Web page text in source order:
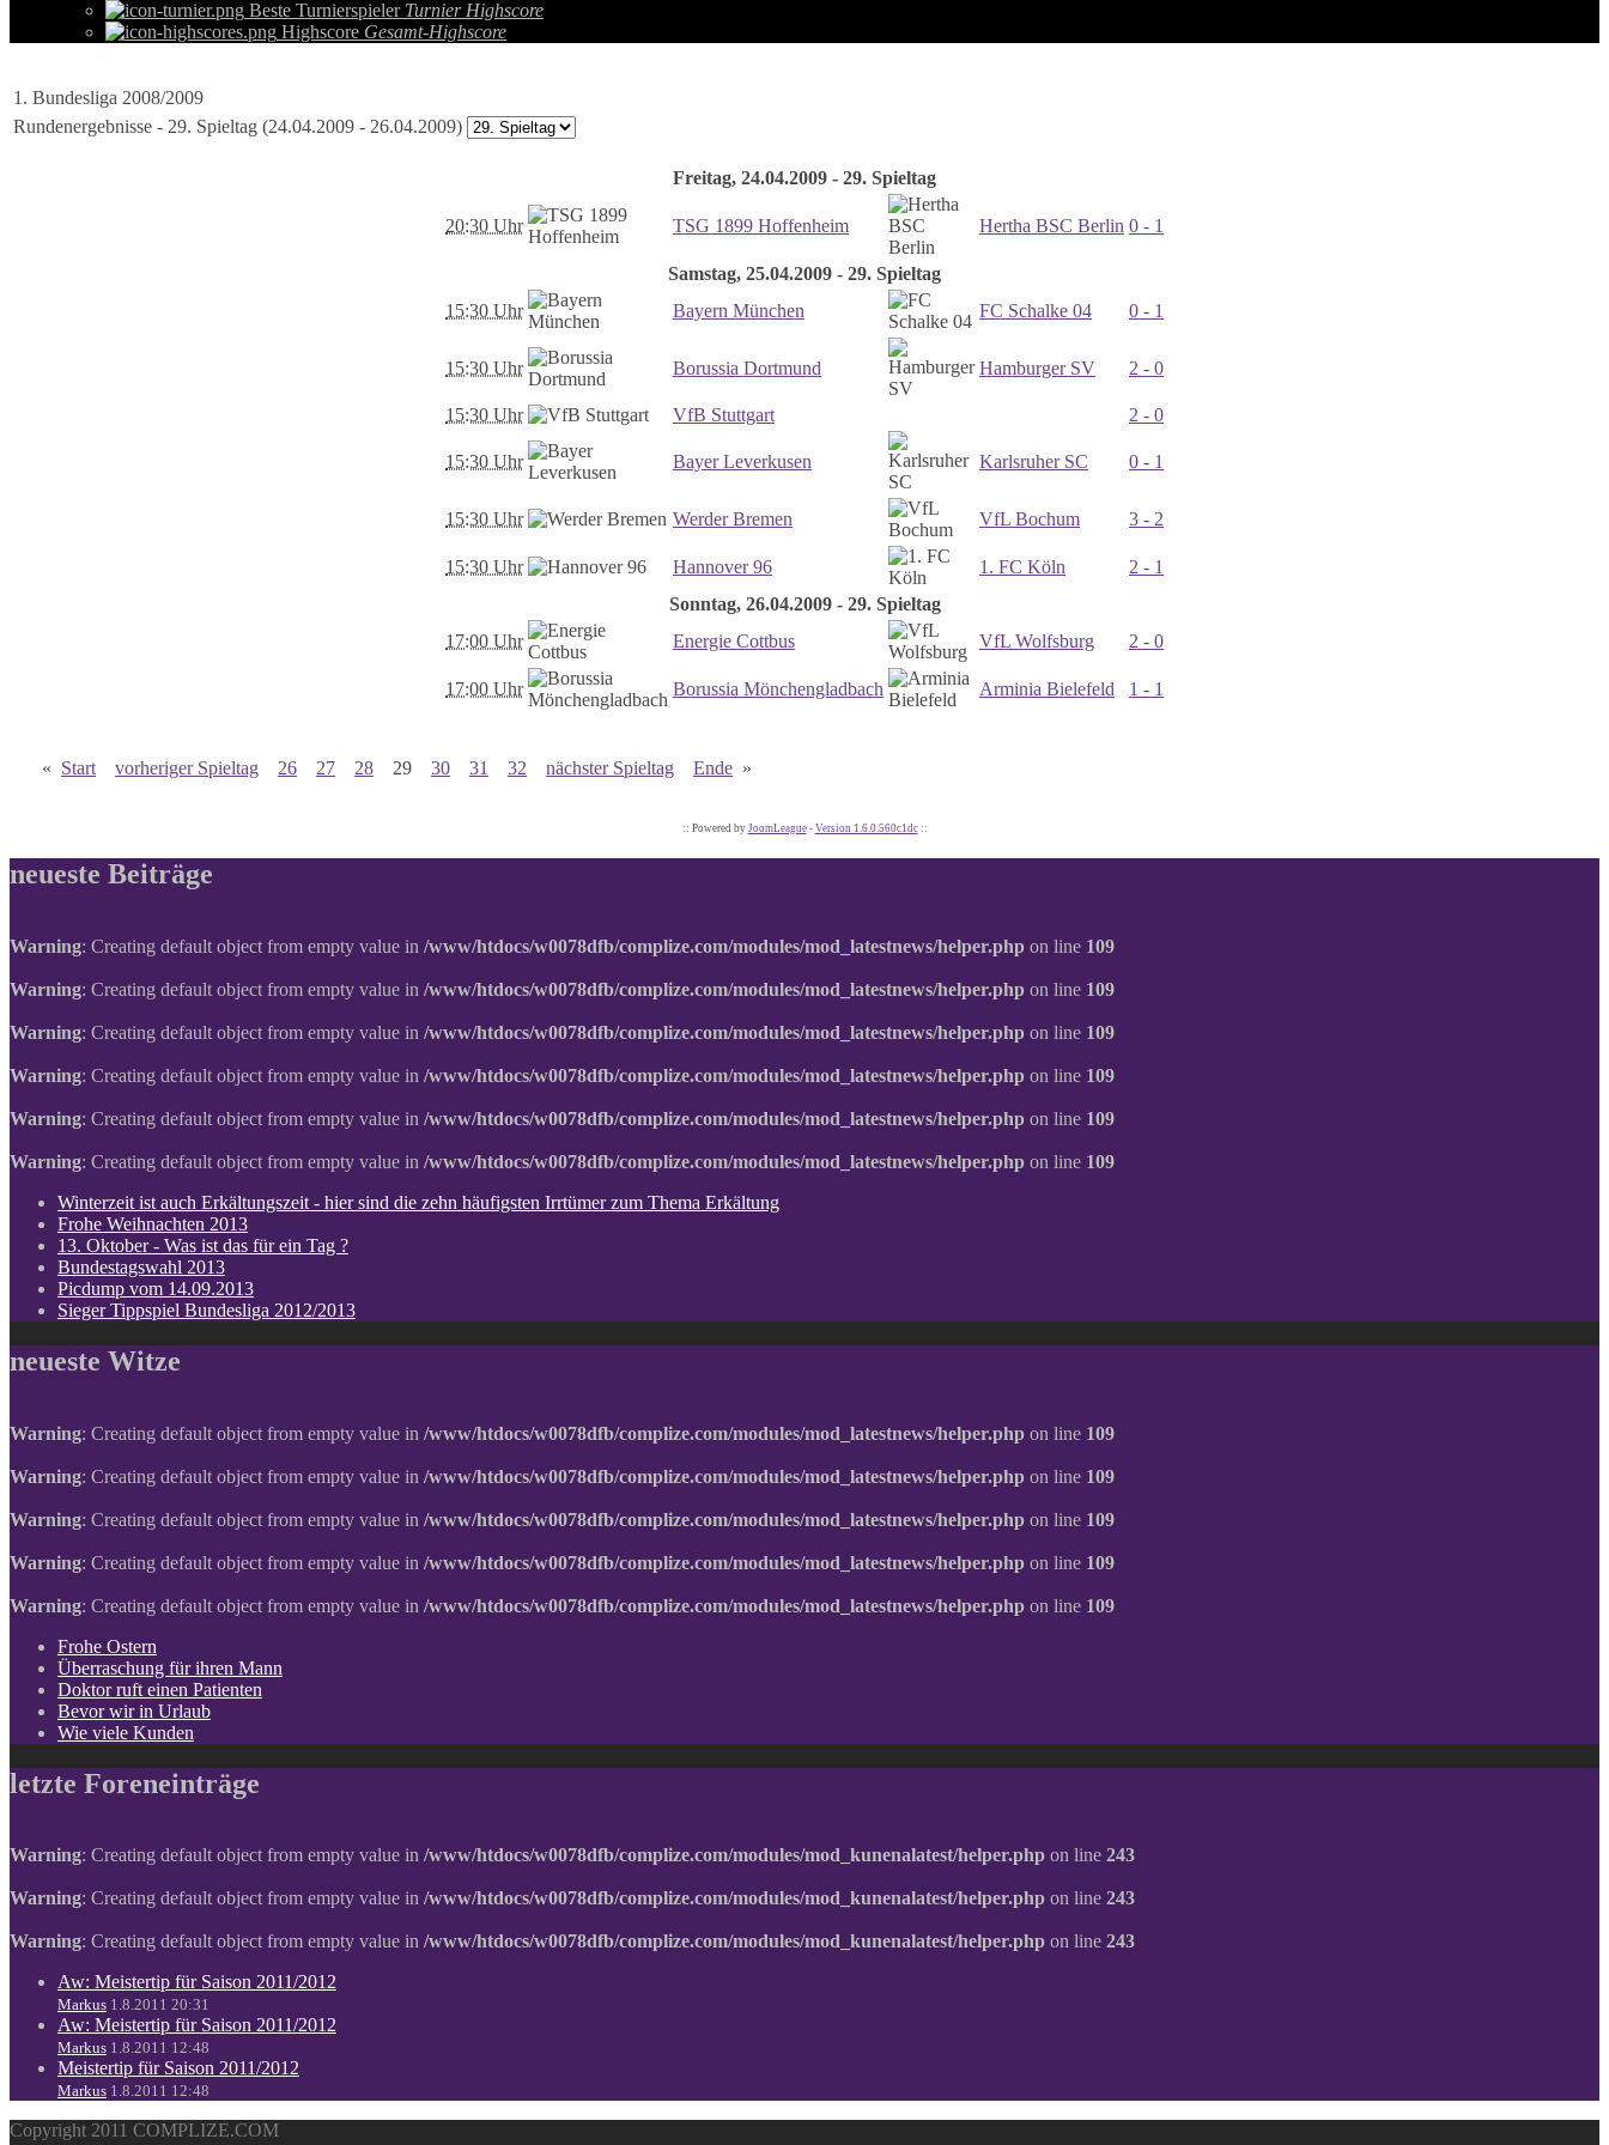
Beste Turnierspieler Turnier Highscore
Highscore Gesamt-Highscore
1. Bundesliga 2008/2009
Rundenergebnisse - 29. Spieltag (24.04.2009 - 26.04.2009)
Freitag, 24.04.2009 - 29. Spieltag
20:30 Uhr TSG 1899 Hoffenheim Hertha BSC Berlin 0 - 1
Samstag, 25.04.2009 - 29. Spieltag
15:30 Uhr
Bayern München FC Schalke 04 0 - 1
15:30 Uhr Borussia Dortmund Hamburger SV 2 - 0
15:30 Uhr VfB Stuttgart 2 - 0
15:30 Uhr Bayer Leverkusen Karlsruher SC 0 - 1
15:30 Uhr Werder Bremen VfL Bochum 3 - 2
15:30 Uhr Hannover 96 1. FC Köln
2 - 1
Sonntag, 26.04.2009 - 29. Spieltag
17:00 Uhr
Energie Cottbus VfL Wolfsburg 2 - 0
17:00 Uhr Borussia Mönchengladbach Arminia Bielefeld 1 - 1
« Start vorheriger Spieltag 26 27 28 29 30 31 32 nächster Spieltag Ende »
:: Powered by JoomLeague- Version 1.6.0.560c1dc::
neueste Beiträge
Warning: Creating default object from empty value in /www/htdocs/w0078dfb/complize.com/modules/mod_latestnews/helper.php on line 109
Warning: Creating default object from empty value in /www/htdocs/w0078dfb/complize.com/modules/mod_latestnews/helper.php on line 109
Warning: Creating default object from empty value in /www/htdocs/w0078dfb/complize.com/modules/mod_latestnews/helper.php on line 109
Warning: Creating default object from empty value in /www/htdocs/w0078dfb/complize.com/modules/mod_latestnews/helper.php on line 109
Warning: Creating default object from empty value in /www/htdocs/w0078dfb/complize.com/modules/mod_latestnews/helper.php on line 109
Warning: Creating default object from empty value in /www/htdocs/w0078dfb/complize.com/modules/mod_latestnews/helper.php on line 109
Winterzeit ist auch Erkältungszeit - hier sind die zehn häufigsten Irrtümer zum Thema Erkältung
Frohe Weihnachten 2013
13. Oktober - Was ist das für ein Tag ?
Bundestagswahl 2013
Picdump vom 14.09.2013
Sieger Tippspiel Bundesliga 2012/2013
neueste Witze
Warning: Creating default object from empty value in /www/htdocs/w0078dfb/complize.com/modules/mod_latestnews/helper.php on line 109
Warning: Creating default object from empty value in /www/htdocs/w0078dfb/complize.com/modules/mod_latestnews/helper.php on line 109
Warning: Creating default object from empty value in /www/htdocs/w0078dfb/complize.com/modules/mod_latestnews/helper.php on line 109
Warning: Creating default object from empty value in /www/htdocs/w0078dfb/complize.com/modules/mod_latestnews/helper.php on line 109
Warning: Creating default object from empty value in /www/htdocs/w0078dfb/complize.com/modules/mod_latestnews/helper.php on line 109
Frohe Ostern
Überraschung für ihren Mann
Doktor ruft einen Patienten
Bevor wir in Urlaub
Wie viele Kunden
letzte Foreneinträge
Warning: Creating default object from empty value in /www/htdocs/w0078dfb/complize.com/modules/mod_kunenalatest/helper.php on line 243
Warning: Creating default object from empty value in /www/htdocs/w0078dfb/complize.com/modules/mod_kunenalatest/helper.php on line 243
Warning: Creating default object from empty value in /www/htdocs/w0078dfb/complize.com/modules/mod_kunenalatest/helper.php on line 243
Aw: Meistertip für Saison 2011/2012
Markus 1.8.2011 20:31
Aw: Meistertip für Saison 2011/2012
Markus 1.8.2011 12:48
Meistertip für Saison 2011/2012
Markus 1.8.2011 12:48
Copyright 2011 COMPLIZE.COM